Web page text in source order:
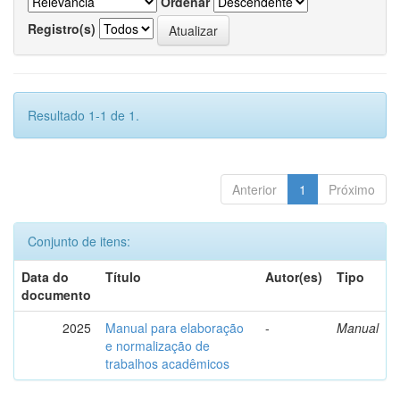
Registro(s)
Resultado 1-1 de 1.
Anterior 1 Próximo
Conjunto de itens:
Data do
documento
Título Autor(es) Tipo
2025
Manual para elaboração
e normalização de
trabalhos acadêmicos
- Manual